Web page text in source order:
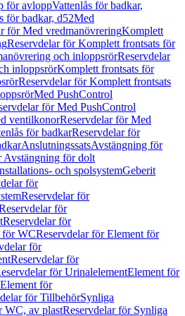
för avloppVattenlås för badkar,
för badkar, d52Med
för Med vredmanövreringKomplett
Reservdelar för Komplett frontsats för
och inloppsrörReservdelar
inloppsrörKomplett frontsats för
Reservdelar för Komplett frontsats
Med PushControl
för Med PushControl
ventilkonorReservdelar för Med
för badkarReservdelar för
AnslutningssatsAvstängning för
Avstängning för dolt
och spolsystemGeberit
för
Reservdelar för
för
Reservdelar för
för WCReservdelar för Element för
för
Reservdelar för
för UrinalelementElement för
för
för TillbehörSynliga
WC, av plastReservdelar för Synliga